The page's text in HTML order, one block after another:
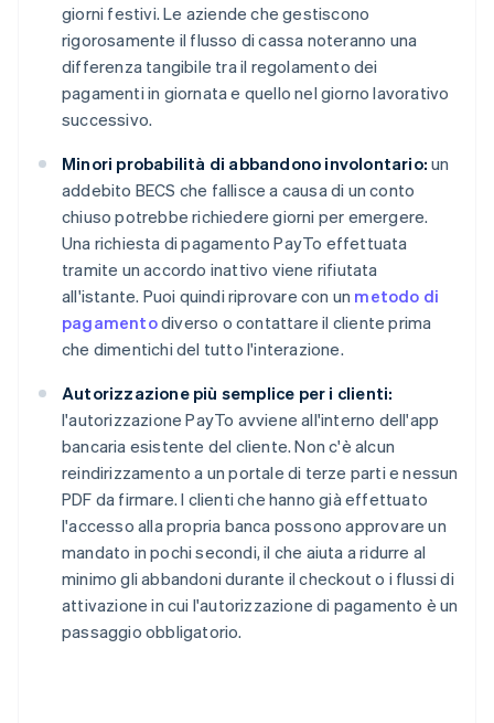
giorni festivi. Le aziende che gestiscono
rigorosamente il flusso di cassa noteranno una
differenza tangibile tra il regolamento dei
pagamenti in giornata e quello nel giorno lavorativo
successivo.
Minori probabilità di abbandono involontario: un
addebito BECS che fallisce a causa di un conto
chiuso potrebbe richiedere giorni per emergere.
Una richiesta di pagamento PayTo effettuata
tramite un accordo inattivo viene rifiutata
all'istante. Puoi quindi riprovare con un metodo di
pagamentodiverso o contattare il cliente prima
che dimentichi del tutto l'interazione.
Autorizzazione più semplice per i clienti:
l'autorizzazione PayTo avviene all'interno dell'app
bancaria esistente del cliente. Non c'è alcun
reindirizzamento a un portale di terze parti e nessun
PDF da firmare. I clienti che hanno già effettuato
l'accesso alla propria banca possono approvare un
mandato in pochi secondi, il che aiuta a ridurre al
minimo gli abbandoni durante il checkout o i flussi di
attivazione in cui l'autorizzazione di pagamento è un
passaggio obbligatorio.